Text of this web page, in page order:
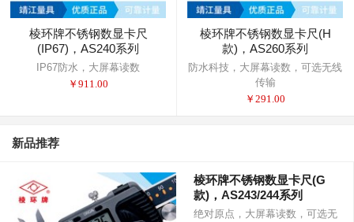
棱环牌不锈钢数显卡尺
(IP67)，AS240系列
IP67防水，大屏幕读数
￥ 911.00
棱环牌不锈钢数显卡尺(H
款)，AS260系列
防水科技，大屏幕读数，可选无线
传输
￥ 291.00
新品推荐
棱环牌不锈钢数显卡尺(G
款)，AS243/244系列
绝对原点，大屏幕读数，可选无